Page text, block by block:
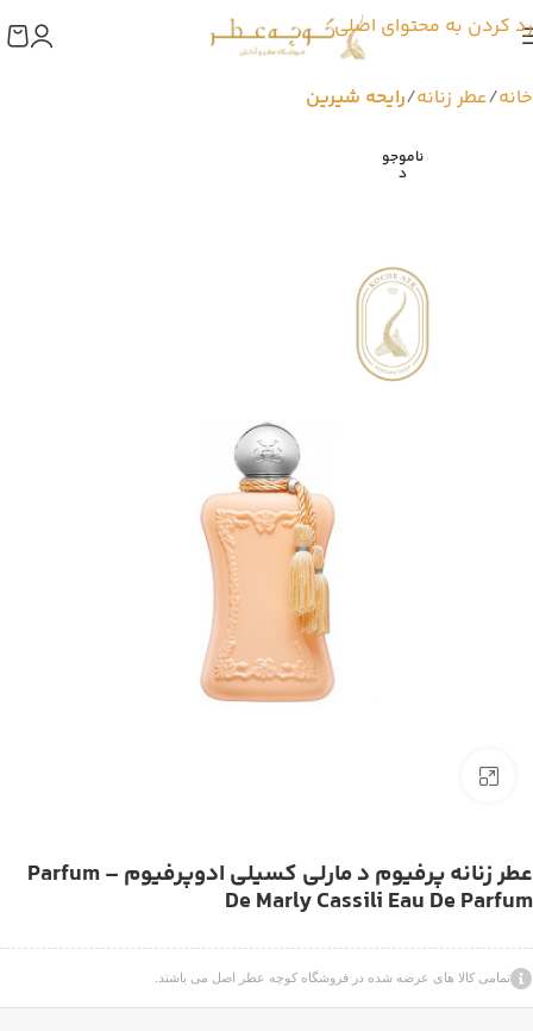
رد کردن به محتوای اصلی
خانه عطر زنانه رایحه شیرین
ناموجو
د
عطر زنانه پرفیوم د مارلی کسیلی ادوپرفیوم – Parfum
De Marly Cassili Eau De Parfum
تمامی کالا های عرضه شده در فروشگاه کوچه عطر اصل می باشند.